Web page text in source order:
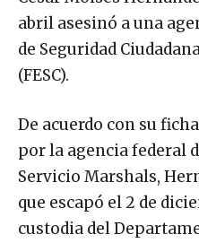
abril asesinó a una
de Seguridad
(FESC).
De acuerdo con su
por la agencia federal
Servicio Marshals,
que escapó el 2 de
custodia del